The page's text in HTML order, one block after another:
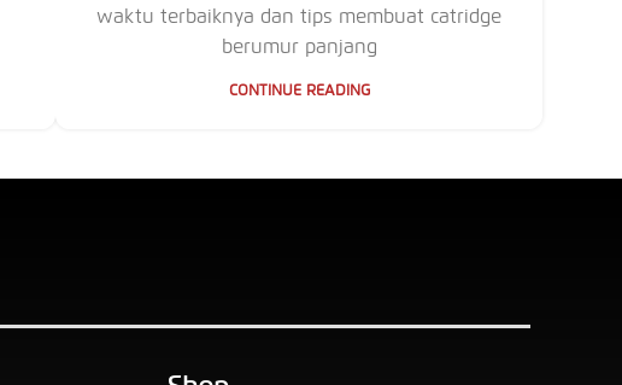
waktu terbaiknya dan tips membuat catridge
berumur panjang
CONTINUE READING